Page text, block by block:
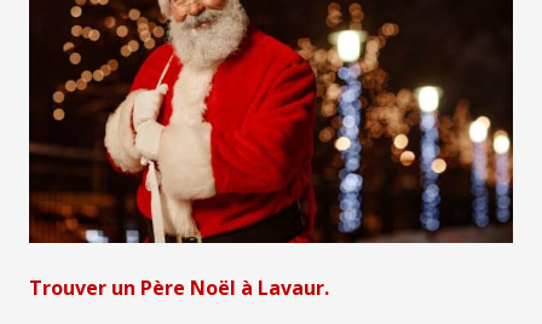
Trouver un Père Noël à Lavaur.